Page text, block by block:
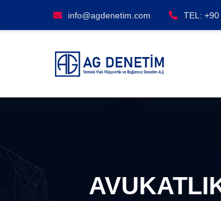
info@agdenetim.com TEL: